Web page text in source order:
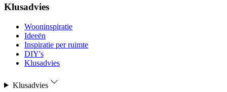
Klusadvies
Wooninspiratie
Ideeën
Inspiratie per ruimte
DIY's
Klusadvies
Klusadvies